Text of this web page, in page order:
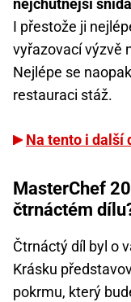
nejchutnější
I přestože ji
vyřazovací výzvě
Nejlépe se
restauraci stáž.
Na tento i další
MasterChef
čtrnáctém
Čtrnáctý díl byl o
Krásku
pokrmu, který